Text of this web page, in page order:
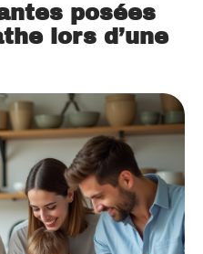
posées
lors d’une